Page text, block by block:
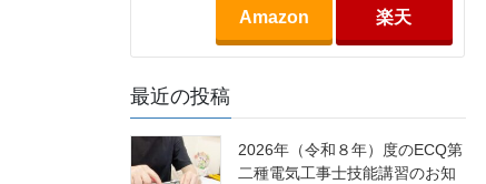
Amazon 楽天
最近の投稿
2026年（令和８年）度のECQ第
二種電気工事士技能講習のお知